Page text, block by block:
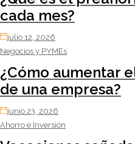
cada mes?
julio 12, 2026
Negocios y PYMEs
¿Cómo aumentar
de una empresa?
junio 23, 2026
Ahorro e Inversión